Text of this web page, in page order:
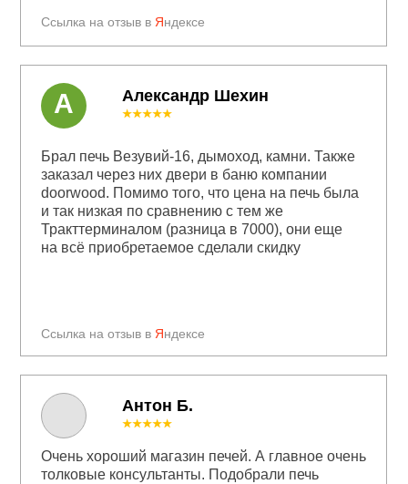
Антон Б.
Ссылка на отзыв в Яндексе
Александр Шехин
Ссылка на отзыв в Яндексе
★★★★★
Брал печь Везувий-16, дымоход, камни. Также
заказал через них двери в баню компании
doorwood. Помимо того, что цена на печь была
и так низкая по сравнению с тем же
Тракттерминалом (разница в 7000), они еще
на всё приобретаемое сделали скидку
А
★★★★★
Очень хороший магазин печей. А главное очень
толковые консультанты. Подобрали печь